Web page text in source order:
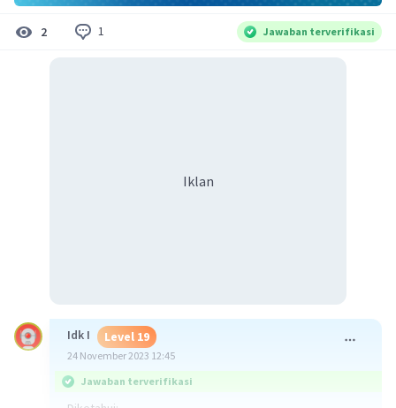
2 1 Jawaban terverifikasi
Iklan
Idk I Level 19
24 November 2023 12:45
Jawaban terverifikasi